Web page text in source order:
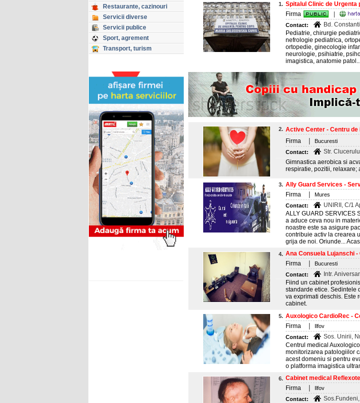
Restaurante, cazinouri
Servicii diverse
Servicii publice
Sport, agrement
Transport, turism
1. Spitalul Clinic de Urgenta
Firma
Contact:
Bd.
Pediatrie, chirurgie
nefrologie pediatrica,
ortopedie, ginecologie
neurologie, psihiatrie,
imagistica, anatomie
2. Active Center - Centru
Firma
Bucuresti
Contact:
Str.
Gimnastica aerobica si
respiratie, pozitii, relaxare;
3. Ally Guard Services -
Firma
Mures
Contact:
UNIRII, C/1
ALLY GUARD SERVICES
a aduce ceva nou in
noastre este sa asigure
contribuie activ la crearea
grija de noi. Oriunde...
4. Ana Consuela Lujanschi
Firma
Bucuresti
Contact:
Intr.
Fiind un cabinet
standarde etice. Sedintele
va exprimati deschis. Este
cabinet.
5. Auxologico CardioRec -
Firma
Ilfov
Contact:
Sos. Unirii,
Centrul medical
monitorizarea patologiilor
acest domeniu si pentru
o platforma imagistica
6. Cabinet medical
Firma
Ilfov
Contact: